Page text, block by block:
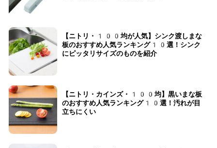
【ニトリ・100均が人気】シンク渡しまな
板のおすすめ人気ランキング10選！シンク
にピッタリサイズのものを紹介
【ニトリ・カインズ・100均】黒いまな板
のおすすめ人気ランキング10選！汚れが目
立ちにくい